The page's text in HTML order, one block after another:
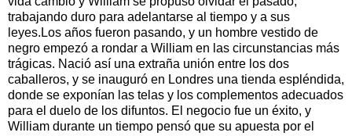
trabajando duro para adelantarse al tiempo y a sus
leyes.Los años fueron pasando, y un hombre vestido de
negro empezó a rondar a William en las circunstancias más
trágicas. Nació así una extraña unión entre los dos
caballeros, y se inauguró en Londres una tienda espléndida,
donde se exponían las telas y los complementos adecuados
para el duelo de los difuntos. El negocio fue un éxito, y
William durante un tiempo pensó que su apuesta por el